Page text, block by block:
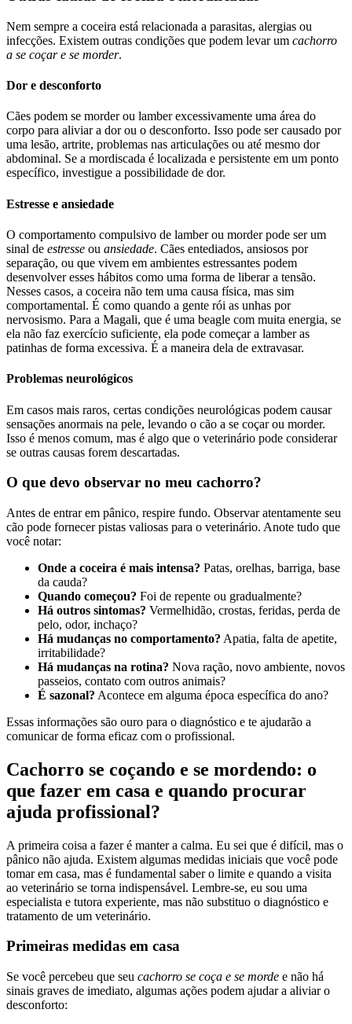
Nem sempre a coceira está relacionada a parasitas, alergias ou
infecções. Existem outras condições que podem levar um cachorro
a se coçar e se morder.
Dor e desconforto
Cães podem se morder ou lamber excessivamente uma área do
corpo para aliviar a dor ou o desconforto. Isso pode ser causado por
uma lesão, artrite, problemas nas articulações ou até mesmo dor
abdominal. Se a mordiscada é localizada e persistente em um ponto
específico, investigue a possibilidade de dor.
Estresse e ansiedade
O comportamento compulsivo de lamber ou morder pode ser um
sinal de estresse ou ansiedade. Cães entediados, ansiosos por
separação, ou que vivem em ambientes estressantes podem
desenvolver esses hábitos como uma forma de liberar a tensão.
Nesses casos, a coceira não tem uma causa física, mas sim
comportamental. É como quando a gente rói as unhas por
nervosismo. Para a Magali, que é uma beagle com muita energia, se
ela não faz exercício suficiente, ela pode começar a lamber as
patinhas de forma excessiva. É a maneira dela de extravasar.
Problemas neurológicos
Em casos mais raros, certas condições neurológicas podem causar
sensações anormais na pele, levando o cão a se coçar ou morder.
Isso é menos comum, mas é algo que o veterinário pode considerar
se outras causas forem descartadas.
O que devo observar no meu cachorro?
Antes de entrar em pânico, respire fundo. Observar atentamente seu
cão pode fornecer pistas valiosas para o veterinário. Anote tudo que
você notar:
Onde a coceira é mais intensa? Patas, orelhas, barriga, base
da cauda?
Quando começou? Foi de repente ou gradualmente?
Há outros sintomas? Vermelhidão, crostas, feridas, perda de
pelo, odor, inchaço?
Há mudanças no comportamento? Apatia, falta de apetite,
irritabilidade?
Há mudanças na rotina? Nova ração, novo ambiente, novos
passeios, contato com outros animais?
É sazonal? Acontece em alguma época específica do ano?
Essas informações são ouro para o diagnóstico e te ajudarão a
comunicar de forma eficaz com o profissional.
Cachorro se coçando e se mordendo: o
que fazer em casa e quando procurar
ajuda profissional?
A primeira coisa a fazer é manter a calma. Eu sei que é difícil, mas o
pânico não ajuda. Existem algumas medidas iniciais que você pode
tomar em casa, mas é fundamental saber o limite e quando a visita
ao veterinário se torna indispensável. Lembre-se, eu sou uma
especialista e tutora experiente, mas não substituo o diagnóstico e
tratamento de um veterinário.
Primeiras medidas em casa
Se você percebeu que seu cachorro se coça e se morde e não há
sinais graves de imediato, algumas ações podem ajudar a aliviar o
desconforto: